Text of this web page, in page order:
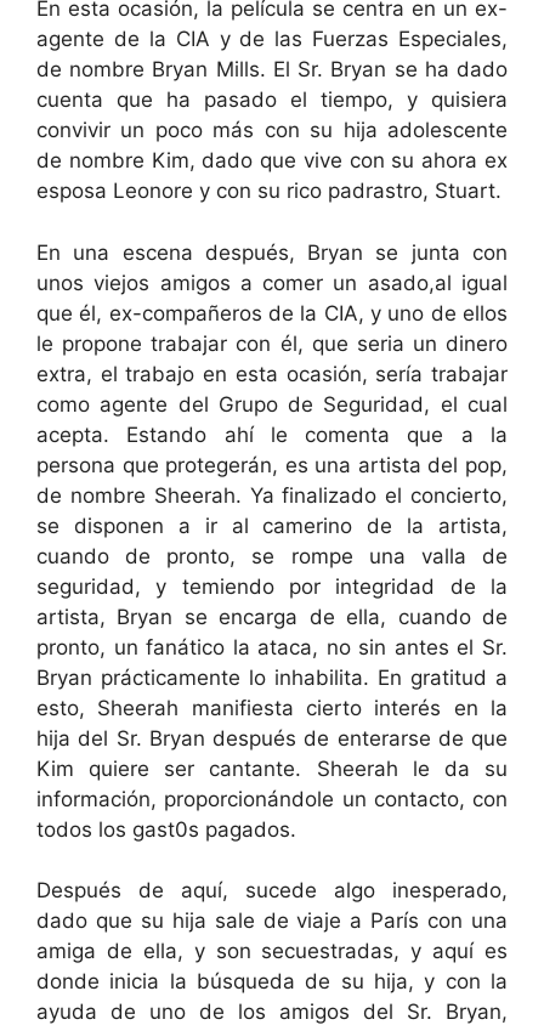
En esta ocasión, la película se centra en un ex-
agente de la CIA y de las Fuerzas Especiales,
de nombre Bryan Mills. El Sr. Bryan se ha dado
cuenta que ha pasado el tiempo, y quisiera
convivir un poco más con su hija adolescente
de nombre Kim, dado que vive con su ahora ex
esposa Leonore y con su rico padrastro, Stuart.
En una escena después, Bryan se junta con
unos viejos amigos a comer un asado,al igual
que él, ex-compañeros de la CIA, y uno de ellos
le propone trabajar con él, que seria un dinero
extra, el trabajo en esta ocasión, sería trabajar
como agente del Grupo de Seguridad, el cual
acepta. Estando ahí le comenta que a la
persona que protegerán, es una artista del pop,
de nombre Sheerah. Ya finalizado el concierto,
se disponen a ir al camerino de la artista,
cuando de pronto, se rompe una valla de
seguridad, y temiendo por integridad de la
artista, Bryan se encarga de ella, cuando de
pronto, un fanático la ataca, no sin antes el Sr.
Bryan prácticamente lo inhabilita. En gratitud a
esto, Sheerah manifiesta cierto interés en la
hija del Sr. Bryan después de enterarse de que
Kim quiere ser cantante. Sheerah le da su
información, proporcionándole un contacto, con
todos los gast0s pagados.
Después de aquí, sucede algo inesperado,
dado que su hija sale de viaje a París con una
amiga de ella, y son secuestradas, y aquí es
donde inicia la búsqueda de su hija, y con la
ayuda de uno de los amigos del Sr. Bryan,